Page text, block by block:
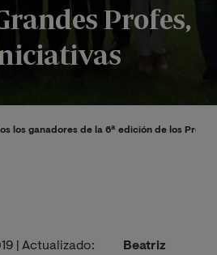
Profes,
los ganadores de la 6ª edición de los
Actualizado:
Beatriz